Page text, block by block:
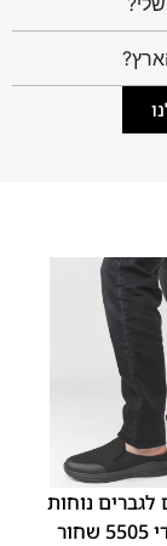
42
43
44
45
לגברים נוחות